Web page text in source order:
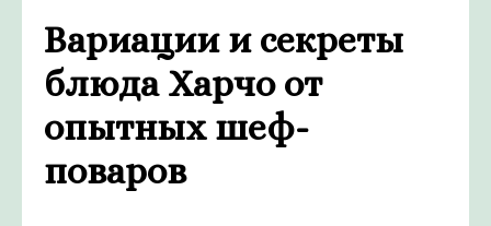
Вариации и секреты
блюда Харчо от
опытных шеф-
поваров